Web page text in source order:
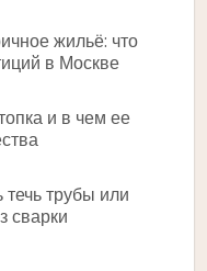
жильё: что
в Москве
и в чем ее
течь трубы или
сварки